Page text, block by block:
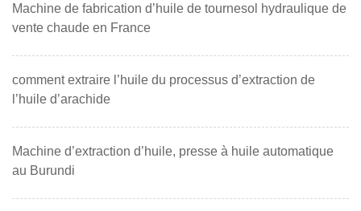
Machine de fabrication d’huile de tournesol hydraulique de
vente chaude en France
comment extraire l’huile du processus d’extraction de
l’huile d’arachide
Machine d’extraction d’huile, presse à huile automatique
au Burundi